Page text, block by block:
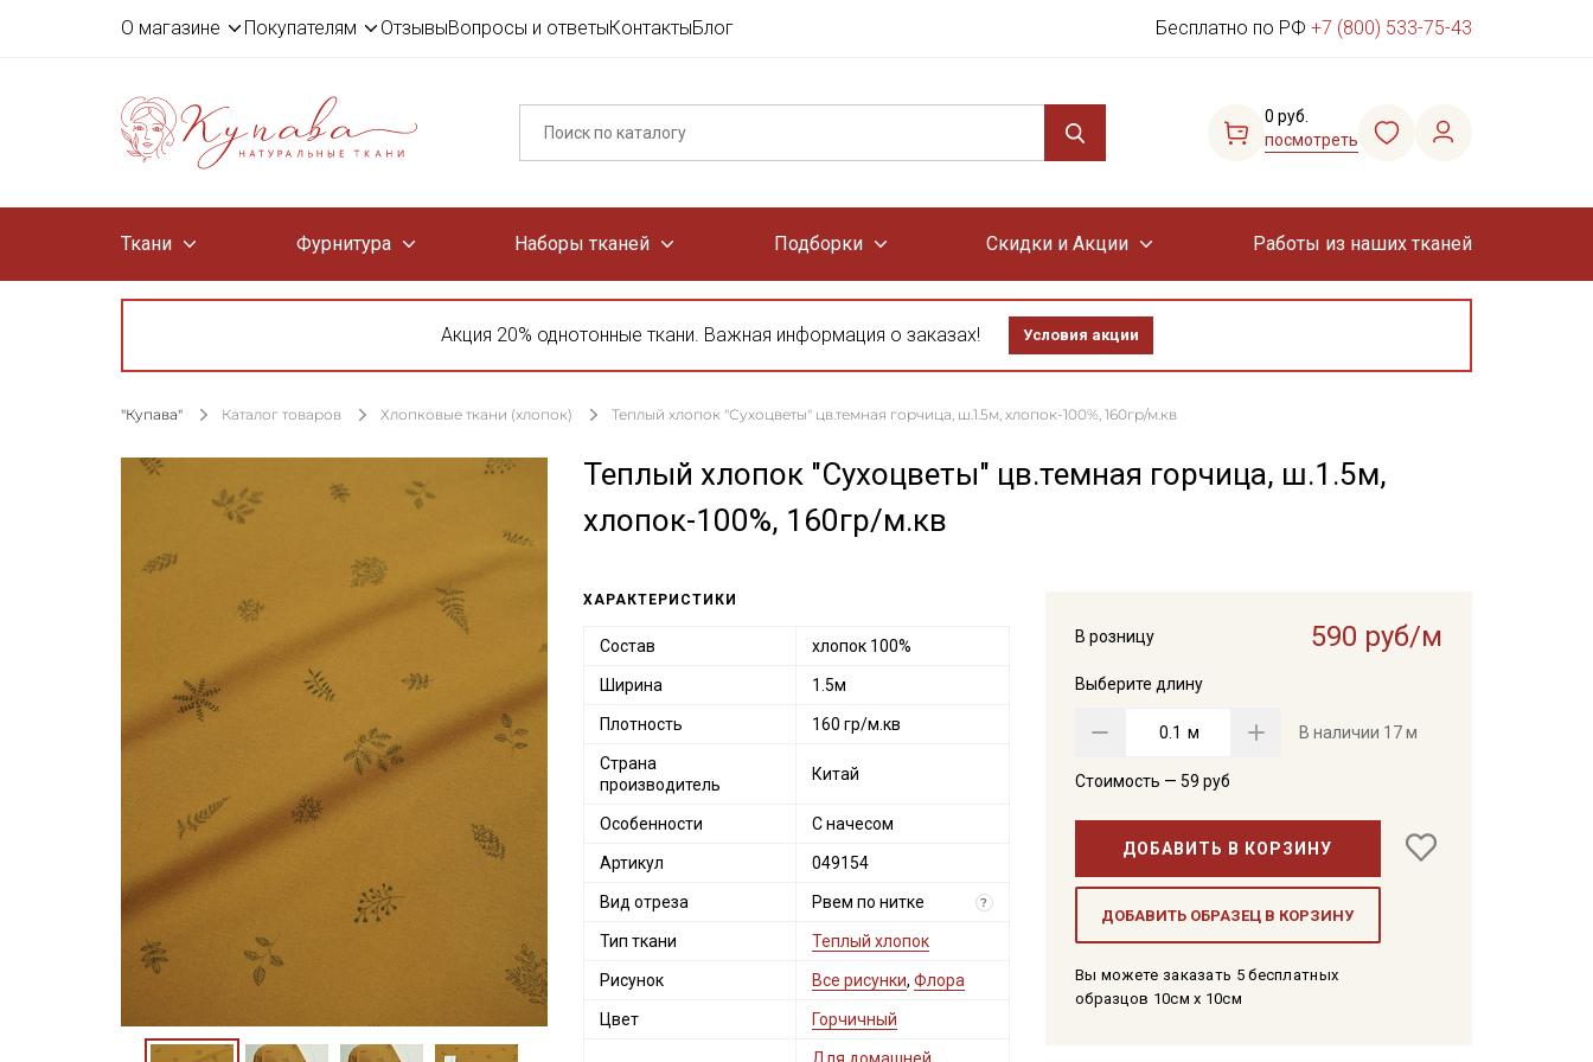
О магазине Покупателям ОтзывыВопросы и ответыКонтактыБлог Бесплатно по РФ +7 (800) 533-75-43
0 руб.
посмотреть
Ткани Фурнитура Наборы тканей Подборки Скидки и Акции Работы из наших тканей
Акция 20% однотонные ткани. Важная информация о заказах! Условия акции
"Купава" Каталог товаров Хлопковые ткани (хлопок) Теплый хлопок "Сухоцветы" цв.темная горчица, ш.1.5м, хлопок-100%, 160гр/м.кв
Теплый хлопок "Сухоцветы" цв.темная горчица, ш.1.5м,
хлопок-100%, 160гр/м.кв
В розницу 590 руб/м
Выберите длину
м В наличии 17 м
Стоимость — 59 руб
ДОБАВИТЬ В КОРЗИНУ
ДОБАВИТЬ ОБРАЗЕЦ В КОРЗИНУ
Вы можете заказать 5 бесплатных
образцов 10см x 10см
ХАРАКТЕРИСТИКИ
Состав хлопок 100%
Ширина 1.5м
Плотность 160 гр/м.кв
Страна
производитель
Китай
Особенности С начесом
Артикул 049154
Вид отреза Рвем по нитке ?
Тип ткани Теплый хлопок
Рисунок Все рисунки, Флора
Цвет Горчичный